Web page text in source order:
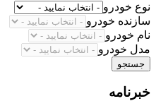
نوع خودرو
سازنده خودرو
نام خودرو
مدل خودرو
جستجو
خبرنامه